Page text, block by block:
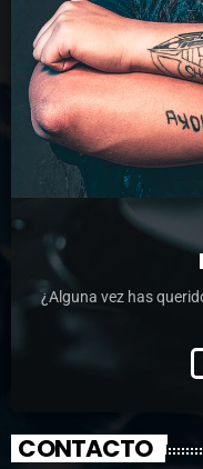
¿Alguna vez has
CONTACTO